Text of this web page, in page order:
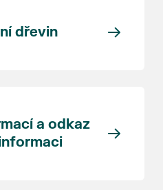
dřevin
a odkaz